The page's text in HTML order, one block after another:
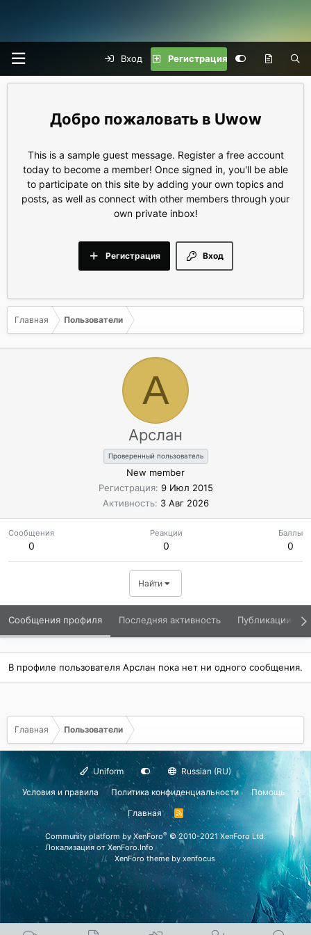
Вход Регистрация
Uwow
This is a sample guest message. Register a free account
today to become a member! Once signed in, you'll be able
to participate on this site by adding your own topics and
posts, as well as connect with other members through your
own private inbox!
Вход
Регистрация
Главная Пользователи
А
Арслан
Проверенный пользователь
New member
Регистрация 9 Июл 2015
Активность 3 Авг 2026
Сообщения
0
Реакции
0
Баллы
0
Найти
Сообщения профиля Последняя активность Публикации
В профиле пользователя Арслан пока нет ни одного сообщения.
Главная Пользователи
Uniform
Russian (RU)
Условия и правила
Политика конфиденциальности
Помощь
Главная
R
S
S
Community platform by XenForo® © 2010-2021 XenForo Ltd.
Локализация отXenForo.Info
XenForo themeby xenfocus